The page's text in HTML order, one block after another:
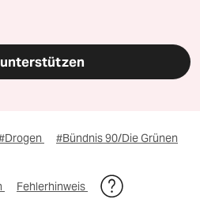
#Bündnis 90/Die Grünen
Fehlerhinweis